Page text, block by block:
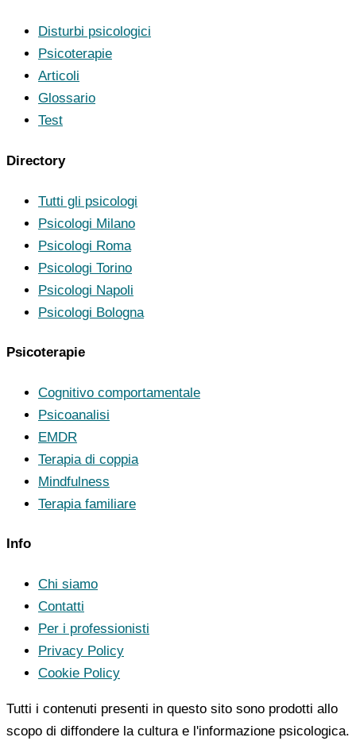
Disturbi psicologici
Psicoterapie
Articoli
Glossario
Test
Directory
Tutti gli psicologi
Psicologi Milano
Psicologi Roma
Psicologi Torino
Psicologi Napoli
Psicologi Bologna
Psicoterapie
Cognitivo comportamentale
Psicoanalisi
EMDR
Terapia di coppia
Mindfulness
Terapia familiare
Info
Chi siamo
Contatti
Per i professionisti
Privacy Policy
Cookie Policy
Tutti i contenuti presenti in questo sito sono prodotti allo
scopo di diffondere la cultura e l'informazione psicologica.